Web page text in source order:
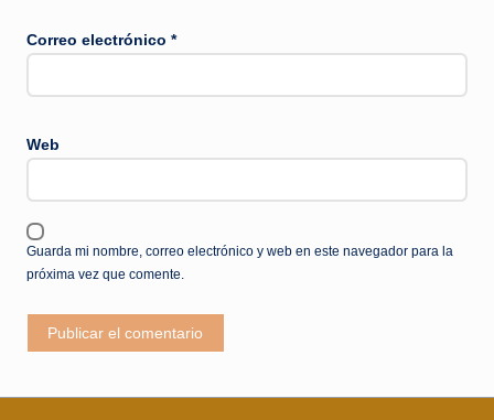
Correo electrónico *
Web
Guarda mi nombre, correo electrónico y web en este navegador para la
próxima vez que comente.